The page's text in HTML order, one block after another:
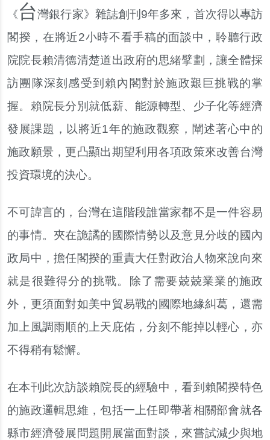
《 台灣銀行家》雜誌創刊9年多來，首次得以專訪
閣揆，在將近2小時不看手稿的面談中，聆聽行政
院院長賴清德清楚道出政府的思緒擘劃，讓全體採
訪團隊深刻感受到賴內閣對於施政艱巨挑戰的掌
握。賴院長分別就低薪、能源轉型、少子化等經濟
發展課題，以將近1年的施政觀察，闡述著心中的
施政願景，更凸顯出期望利用各項政策來改善台灣
投資環境的決心。
不可諱言的，台灣在這階段誰當家都不是一件容易
的事情。夾在詭譎的國際情勢以及意見分歧的國內
政局中，擔任閣揆的重責大任對政治人物來說向來
就是很難得分的挑戰。除了需要兢兢業業的施政
外，更須面對如美中貿易戰的國際地緣糾葛，還需
加上風調雨順的上天庇佑，分刻不能掉以輕心，亦
不得稍有鬆懈。
在本刊此次訪談賴院長的經驗中，看到賴閣揆特色
的施政邏輯思維，包括一上任即帶著相關部會就各
縣市經濟發展問題開展當面對談，來嘗試減少與地